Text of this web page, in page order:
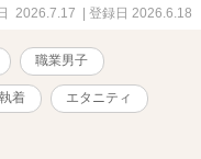
「ちゃんと死ぬまで責任
。 ※鮫川兄弟シリーズ最
2026.7.17 | 登録日 2026.6.18
職業男子
着 エタニティ